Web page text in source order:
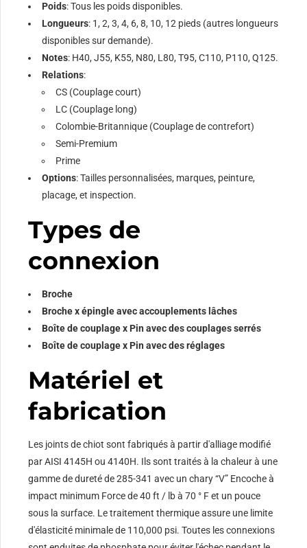
Poids: Tous les poids disponibles.
Longueurs: 1, 2, 3, 4, 6, 8, 10, 12 pieds (autres longueurs
disponibles sur demande).
Notes: H40, J55, K55, N80, L80, T95, C110, P110, Q125.
Relations:
CS (Couplage court)
LC (Couplage long)
Colombie-Britannique (Couplage de contrefort)
Semi-Premium
Prime
Options: Tailles personnalisées, marques, peinture,
placage, et inspection.
Types de
connexion
Broche
Broche x épingle avec accouplements lâches
Boîte de couplage x Pin avec des couplages serrés
Boîte de couplage x Pin avec des réglages
Matériel et
fabrication
Les joints de chiot sont fabriqués à partir d'alliage modifié
par AISI 4145H ou 4140H. Ils sont traités à la chaleur à une
gamme de dureté de 285-341 avec un chary “V” Encoche à
impact minimum Force de 40 ft / lb à 70 ° F et un pouce
sous la surface. Le traitement thermique assure une limite
d'élasticité minimale de 110,000 psi. Toutes les connexions